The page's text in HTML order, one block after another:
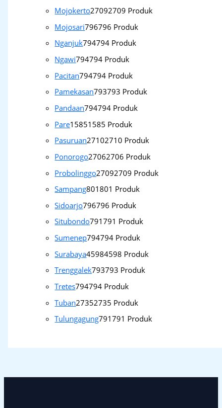
Mojokerto27092709 Produk
Mojosari796796 Produk
Nganjuk794794 Produk
Ngawi794794 Produk
Pacitan794794 Produk
Pamekasan793793 Produk
Pandaan794794 Produk
Pare15851585 Produk
Pasuruan27102710 Produk
Ponorogo27062706 Produk
Probolinggo27092709 Produk
Sampang801801 Produk
Sidoarjo796796 Produk
Situbondo791791 Produk
Sumenep794794 Produk
Surabaya45984598 Produk
Trenggalek793793 Produk
Tretes794794 Produk
Tuban27352735 Produk
Tulungagung791791 Produk